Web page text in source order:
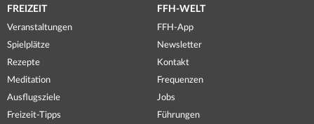
FREIZEIT
Veranstaltungen
Spielplätze
Rezepte
Meditation
Ausflugsziele
Freizeit-Tipps
FFH-WELT
FFH-App
Newsletter
Kontakt
Frequenzen
Jobs
Führungen